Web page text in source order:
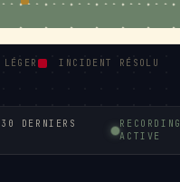
INCIDENT RÉSOLU
DERNIERS
RECORDING
ACTIVE